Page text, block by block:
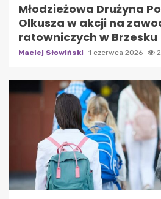
Młodzieżowa Drużyna
Olkusza w akcji na
ratowniczych w Brzesku
Maciej Słowiński 1 czerwca 2026